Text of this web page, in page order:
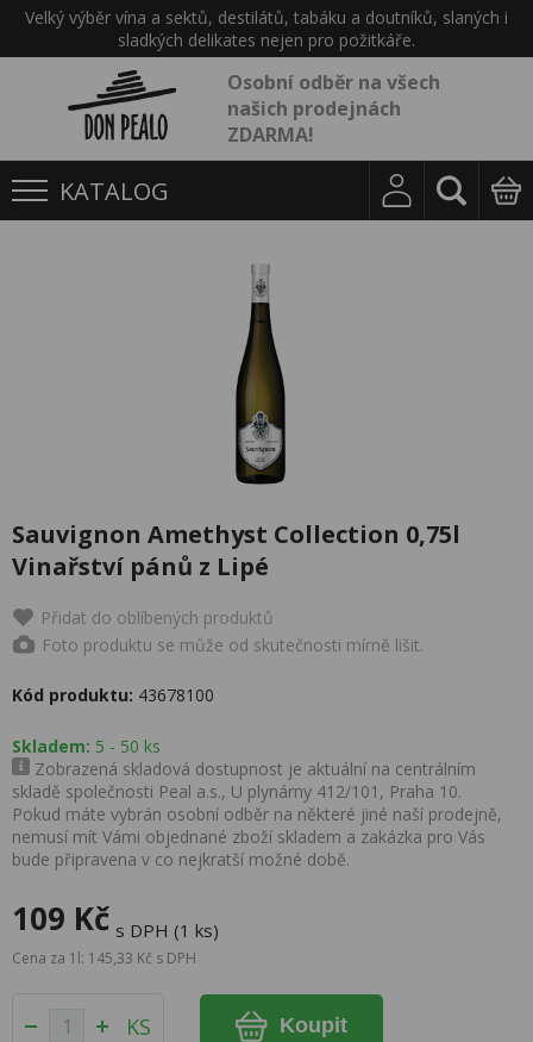
Velký výběr vína a sektů, destilátů, tabáku a doutníků, slaných i
sladkých delikates nejen pro požitkáře.
Osobní odběr na všech
našich prodejnách
ZDARMA!
KATALOG
Sauvignon Amethyst Collection 0,75l
Vinařství pánů z Lipé
Přidat do oblíbených produktů
Foto produktu se může od skutečnosti mírně lišit.
Kód produktu: 43678100
Skladem: 5 - 50 ks
Zobrazená skladová dostupnost je aktuální na centrálním
skladě společnosti Peal a.s., U plynárny 412/101, Praha 10.
Pokud máte vybrán osobní odběr na některé jiné naší prodejně,
nemusí mít Vámi objednané zboží skladem a zakázka pro Vás
bude připravena v co nejkratší možné době.
109 Kč s DPH (1 ks)
Cena za 1l: 145,33 Kč s DPH
KS Koupit